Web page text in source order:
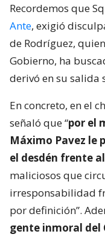
Recordemos que
Ante, exigió
de Rodríguez,
Gobierno, ha
derivó en su salida
En concreto, en el
señaló que “por el
Máximo Pavez le
el desdén frente
maliciosos que
irresponsabilidad
por definición”.
gente inmoral del